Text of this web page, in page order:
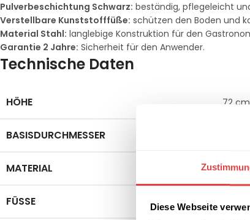
Diese Webseite
Pulverbeschichtung Schwarz: beständig, pflegeleicht
Verstellbare Kunststofffüße: schützen den Boden und
Material Stahl: langlebige Konstruktion für den
Garantie 2 Jahre: Sicherheit für den Anwender.
Technische Daten
HÖHE 72 cm
BASISDURCHMESSER
MATERIAL Stahl
FÜSSE